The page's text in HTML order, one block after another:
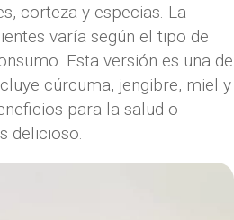
corteza y especias. La
varía según el tipo de
Esta versión es una de
cúrcuma, jengibre, miel y
para la salud o
delicioso.